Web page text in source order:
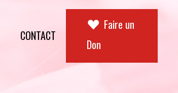
CONTACT
Faire un
Don